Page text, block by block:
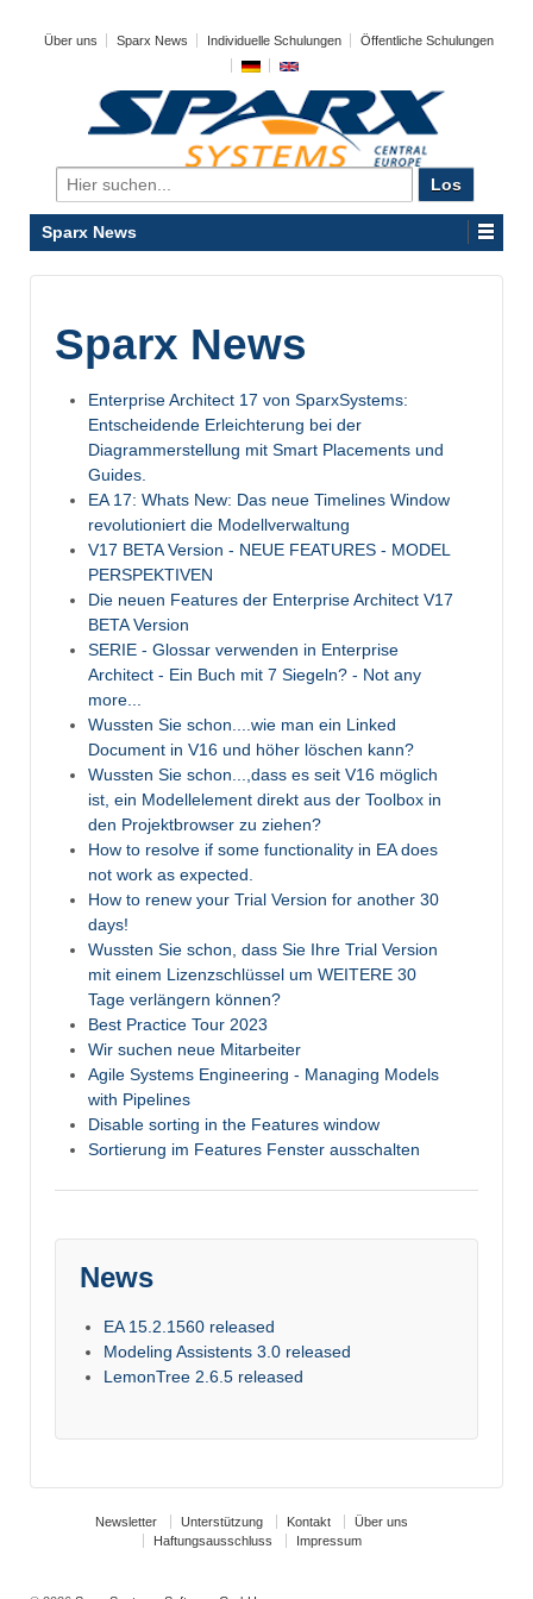
Über uns Sparx News Individuelle Schulungen Öffentliche Schulungen
Search
for:
Sparx News
Sparx News
Enterprise Architect 17 von SparxSystems:
Entscheidende Erleichterung bei der
Diagrammerstellung mit Smart Placements und
Guides.
EA 17: Whats New: Das neue Timelines Window
revolutioniert die Modellverwaltung
V17 BETA Version - NEUE FEATURES - MODEL
PERSPEKTIVEN
Die neuen Features der Enterprise Architect V17
BETA Version
SERIE - Glossar verwenden in Enterprise
Architect - Ein Buch mit 7 Siegeln? - Not any
more...
Wussten Sie schon....wie man ein Linked
Document in V16 und höher löschen kann?
Wussten Sie schon...,dass es seit V16 möglich
ist, ein Modellelement direkt aus der Toolbox in
den Projektbrowser zu ziehen?
How to resolve if some functionality in EA does
not work as expected.
How to renew your Trial Version for another 30
days!
Wussten Sie schon, dass Sie Ihre Trial Version
mit einem Lizenzschlüssel um WEITERE 30
Tage verlängern können?
Best Practice Tour 2023
Wir suchen neue Mitarbeiter
Agile Systems Engineering - Managing Models
with Pipelines
Disable sorting in the Features window
Sortierung im Features Fenster ausschalten
News
EA 15.2.1560 released
Modeling Assistents 3.0 released
LemonTree 2.6.5 released
Newsletter Unterstützung Kontakt
Über uns
Haftungsausschluss
Impressum